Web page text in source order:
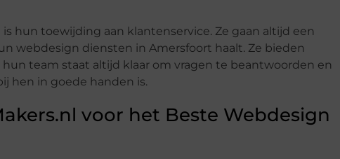
hun toewijding aan klantenservice. Ze gaan altijd een
webdesign diensten in Amersfoort haalt. Ze bieden
team staat altijd klaar om vragen te beantwoorden en
hen in goede handen is.
voor het Beste Webdesign